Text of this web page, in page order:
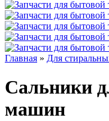
Главная » Для
Сальники
машин